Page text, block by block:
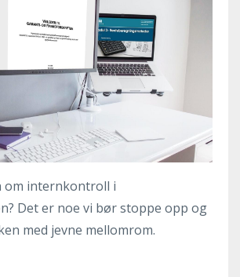
om internkontroll i
Det er noe vi bør stoppe opp og
med jevne mellomrom.